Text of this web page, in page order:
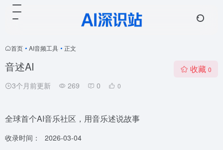
首页 • AI音频工具 • 正文
音述AI
3个月前更新 269 0 0
收藏 0
全球首个AI音乐社区，用音乐述说故事
收录时间： 2026-03-04